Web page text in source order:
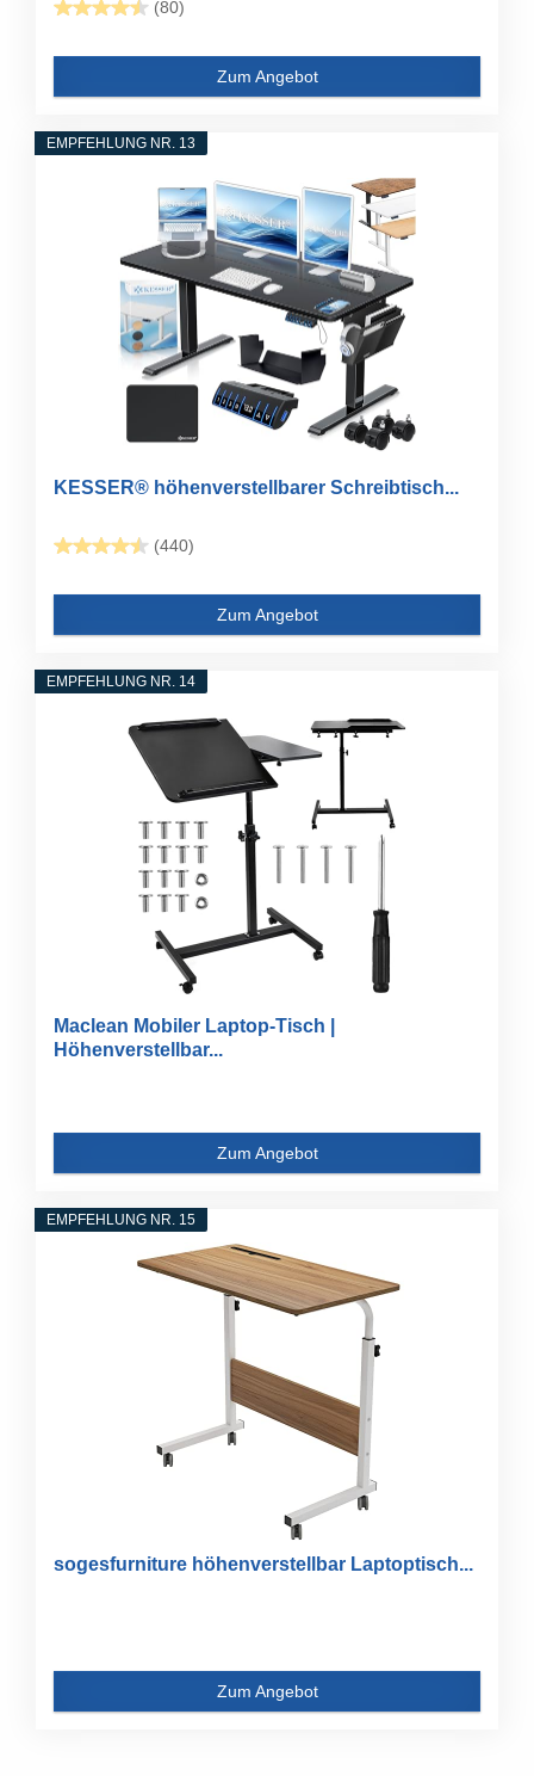
(80)
Zum Angebot
EMPFEHLUNG NR. 13
KESSER® höhenverstellbarer Schreibtisch...
(440)
Zum Angebot
EMPFEHLUNG NR. 14
Maclean Mobiler Laptop-Tisch |
Höhenverstellbar...
Zum Angebot
EMPFEHLUNG NR. 15
sogesfurniture höhenverstellbar Laptoptisch...
Zum Angebot